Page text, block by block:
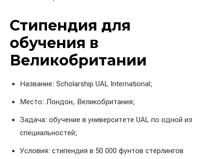
Стипендия для
обучения в
Великобритании
Название: Scholarship UAL International;
Место: Лондон, Великобритания;
Задача: обучение в университете UAL по одной из
специальностей;
Условия: стипендия в 50 000 фунтов стерлингов